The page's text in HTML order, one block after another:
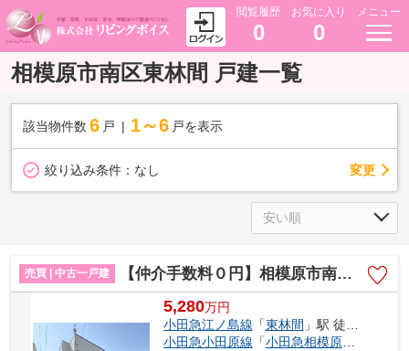
閲覧履歴
0
お気に入り
0
メニュー
相模原市南区東林間 戸建一覧
該当物件数 6 戸 1～6 戸を表示
絞り込み条件： なし 変更
売買 | 中古一戸建 【仲介手数料０円】相模原市南区東林間6丁目 中古一戸建て
5,280万円
小田急江ノ島線 「東林間 」駅 徒歩6分
小田急小田原線 「小田急相模原」駅 徒歩